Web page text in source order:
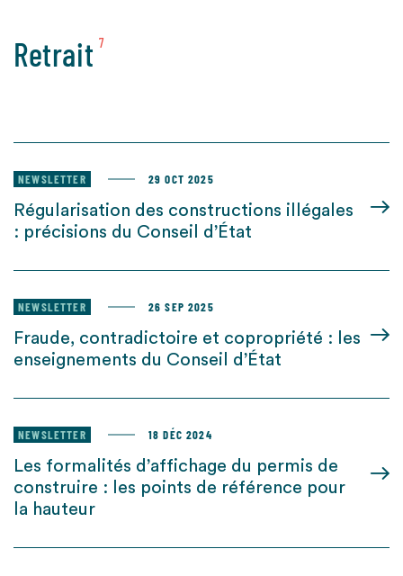
Retrait 7
NEWSLETTER 29 OCT 2025
Régularisation des constructions illégales
: précisions du Conseil d’État
NEWSLETTER 26 SEP 2025
Fraude, contradictoire et copropriété : les
enseignements du Conseil d’État
NEWSLETTER 18 DÉC 2024
Les formalités d’affichage du permis de
construire : les points de référence pour
la hauteur